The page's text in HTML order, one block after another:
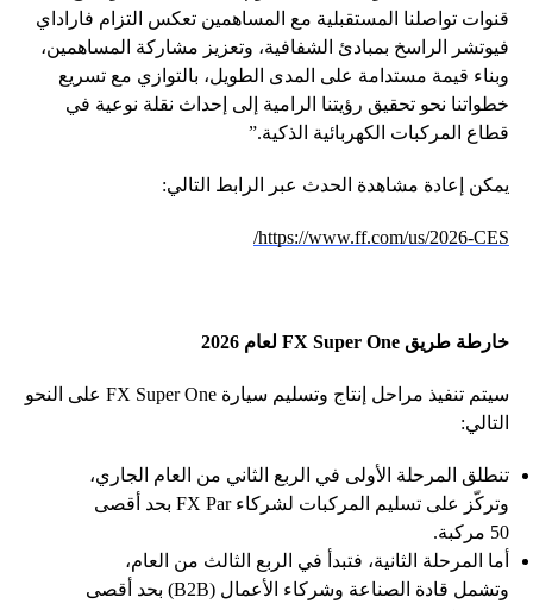
قنوات تواصلنا المستقبلية مع المساهمين تعكس التزام فاراداي
فيوتشر الراسخ بمبادئ الشفافية، وتعزيز مشاركة المساهمين،
وبناء قيمة مستدامة على المدى الطويل، بالتوازي مع تسريع
خطواتنا نحو تحقيق رؤيتنا الرامية إلى إحداث نقلة نوعية في
قطاع المركبات الكهربائية الذكية.”
يمكن إعادة مشاهدة الحدث عبر الرابط التالي:
https://www.ff.com/us/2026-CES/
خارطة طريق FX Super One لعام 2026
سيتم تنفيذ مراحل إنتاج وتسليم سيارة FX Super One على النحو
التالي:
تنطلق المرحلة الأولى في الربع الثاني من العام الجاري،
وتركّز على تسليم المركبات لشركاء FX Par بحد أقصى
50 مركبة.
أما المرحلة الثانية، فتبدأ في الربع الثالث من العام،
وتشمل قادة الصناعة وشركاء الأعمال (B2B) بحد أقصى